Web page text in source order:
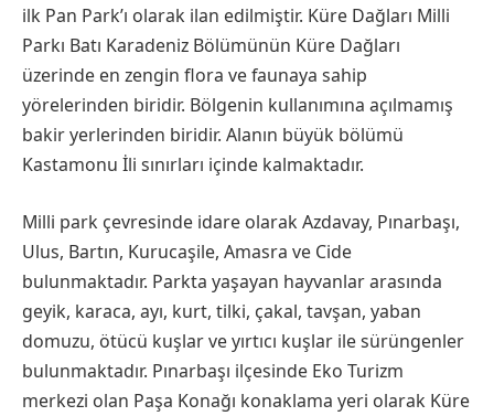
ilk Pan Park’ı olarak ilan edilmiştir. Küre Dağları Milli
Parkı Batı Karadeniz Bölümünün Küre Dağları
üzerinde en zengin flora ve faunaya sahip
yörelerinden biridir. Bölgenin kullanımına açılmamış
bakir yerlerinden biridir. Alanın büyük bölümü
Kastamonu İli sınırları içinde kalmaktadır.
Milli park çevresinde idare olarak Azdavay, Pınarbaşı,
Ulus, Bartın, Kurucaşile, Amasra ve Cide
bulunmaktadır. Parkta yaşayan hayvanlar arasında
geyik, karaca, ayı, kurt, tilki, çakal, tavşan, yaban
domuzu, ötücü kuşlar ve yırtıcı kuşlar ile sürüngenler
bulunmaktadır. Pınarbaşı ilçesinde Eko Turizm
merkezi olan Paşa Konağı konaklama yeri olarak Küre